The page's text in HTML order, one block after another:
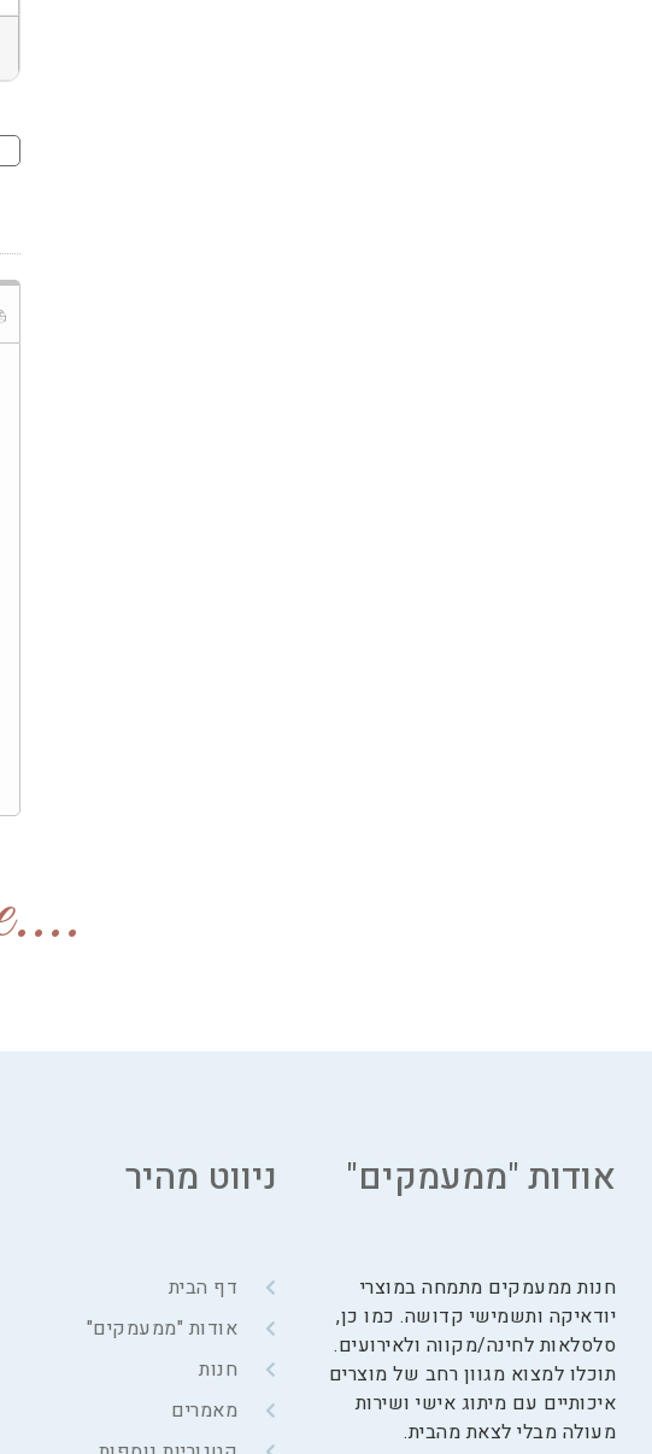
....you may also like
אודות "ממעמקים"
חנות ממעמקים מתמחה במוצרי
יודאיקה ותשמישי קדושה. כמו כן,
סלסלאות לחינה/מקווה ולאירועים.
תוכלו למצוא מגוון רחב של מוצרים
איכותיים עם מיתוג אישי ושירות
מעולה מבלי לצאת מהבית.
ניווט מהיר
דף הבית
אודות "ממעמקים"
חנות
מאמרים